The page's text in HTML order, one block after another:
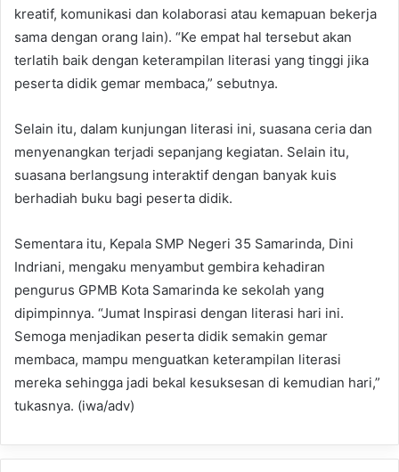
kreatif, komunikasi dan kolaborasi atau kemapuan bekerja
sama dengan orang lain). “Ke empat hal tersebut akan
terlatih baik dengan keterampilan literasi yang tinggi jika
peserta didik gemar membaca,” sebutnya.
Selain itu, dalam kunjungan literasi ini, suasana ceria dan
menyenangkan terjadi sepanjang kegiatan. Selain itu,
suasana berlangsung interaktif dengan banyak kuis
berhadiah buku bagi peserta didik.
Sementara itu, Kepala SMP Negeri 35 Samarinda, Dini
Indriani, mengaku menyambut gembira kehadiran
pengurus GPMB Kota Samarinda ke sekolah yang
dipimpinnya. “Jumat Inspirasi dengan literasi hari ini.
Semoga menjadikan peserta didik semakin gemar
membaca, mampu menguatkan keterampilan literasi
mereka sehingga jadi bekal kesuksesan di kemudian hari,”
tukasnya. (iwa/adv)